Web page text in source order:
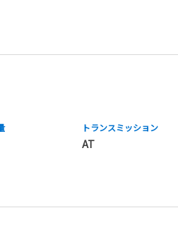
トランスミッション
AT